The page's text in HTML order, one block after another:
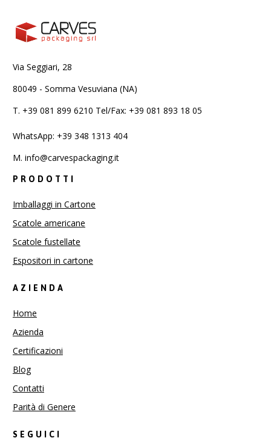
Via Seggiari, 28
80049 - Somma Vesuviana (NA)
T. +39 081 899 6210 Tel/Fax: +39 081 893 18 05
WhatsApp: +39 348 1313 404
M. info@carvespackaging.it
PRODOTTI
Imballaggi in Cartone
Scatole americane
Scatole fustellate
Espositori in cartone
AZIENDA
Home
Azienda
Certificazioni
Blog
Contatti
Parità di Genere
SEGUICI